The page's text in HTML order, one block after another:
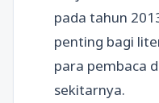
pada tahun
penting bagi
para pembaca
sekitarnya.